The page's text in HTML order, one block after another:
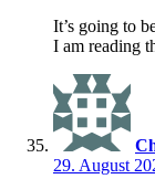
It’s going to
I am reading
29. August